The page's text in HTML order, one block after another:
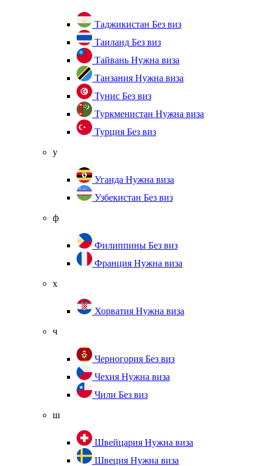
Таджикистан Без виз
Таиланд Без виз
Тайвань Нужна виза
Танзания Нужна виза
Тунис Без виз
Туркменистан Нужна виза
Турция Без виз
у
Уганда Нужна виза
Узбекистан Без виз
ф
Филиппины Без виз
Франция Нужна виза
х
Хорватия Нужна виза
ч
Черногория Без виз
Чехия Нужна виза
Чили Без виз
ш
Швейцария Нужна виза
Швеция Нужна виза